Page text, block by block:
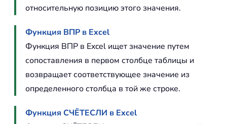
относительную позицию этого значения.
Функция ВПР в Excel
Функция ВПР в Excel ищет значение путем
сопоставления в первом столбце таблицы и
возвращает соответствующее значение из
определенного столбца в той же строке.
Функция СЧЁТЕСЛИ в Excel